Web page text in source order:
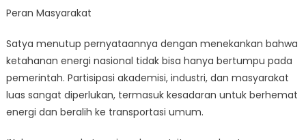
Peran Masyarakat
Satya menutup pernyataannya dengan menekankan bahwa
ketahanan energi nasional tidak bisa hanya bertumpu pada
pemerintah. Partisipasi akademisi, industri, dan masyarakat
luas sangat diperlukan, termasuk kesadaran untuk berhemat
energi dan beralih ke transportasi umum.